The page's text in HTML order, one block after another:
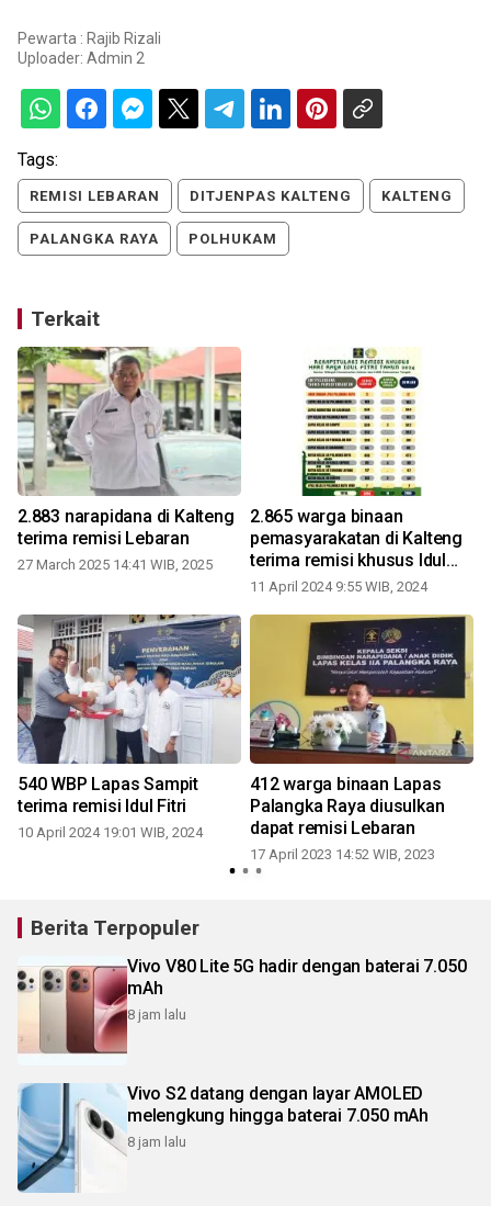
Pewarta : Rajib Rizali
Uploader: Admin 2
Tags:
REMISI LEBARAN DITJENPAS KALTENG KALTENG
PALANGKA RAYA POLHUKAM
Terkait
2.883 narapidana di Kalteng
terima remisi Lebaran
27 March 2025 14:41 WIB, 2025
2.865 warga binaan
pemasyarakatan di Kalteng
terima remisi khusus Idul
Fitri
11 April 2024 9:55 WIB, 2024
540 WBP Lapas Sampit
terima remisi Idul Fitri
10 April 2024 19:01 WIB, 2024
412 warga binaan Lapas
Palangka Raya diusulkan
dapat remisi Lebaran
17 April 2023 14:52 WIB, 2023
Berita Terpopuler
Vivo V80 Lite 5G hadir dengan baterai 7.050
mAh
8 jam lalu
Vivo S2 datang dengan layar AMOLED
melengkung hingga baterai 7.050 mAh
8 jam lalu